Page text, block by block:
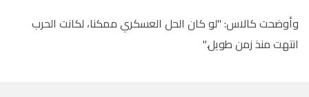
وأوضحت كالاس: "لو كان الحل العسكري ممكنا، لكانت الحرب
انتهت منذ زمن طويل".